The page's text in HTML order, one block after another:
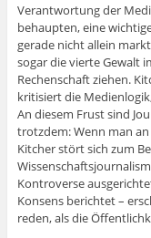
Verantwortung der
behaupten, eine
gerade nicht allein
sogar die vierte Gewalt
Rechenschaft ziehen.
kritisiert die
An diesem Frust sind
trotzdem: Wenn man
Kitcher stört sich zum
Kontroverse
Konsens berichtet –
reden, als die